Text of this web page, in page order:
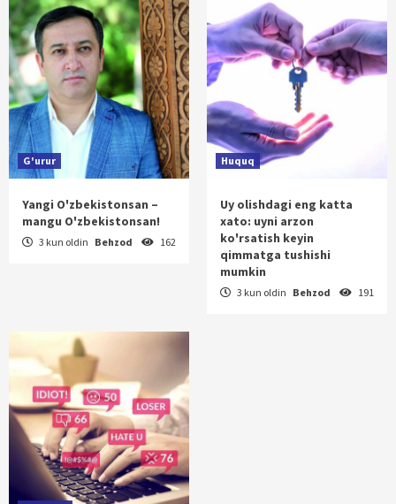
G'urur
Yangi O'zbekistonsan –
mangu O'zbekistonsan!
3 kun oldin Behzod 162
Huquq
Uy olishdagi eng katta
xato: uyni arzon
ko'rsatish keyin
qimmatga tushishi
mumkin
3 kun oldin Behzod 191